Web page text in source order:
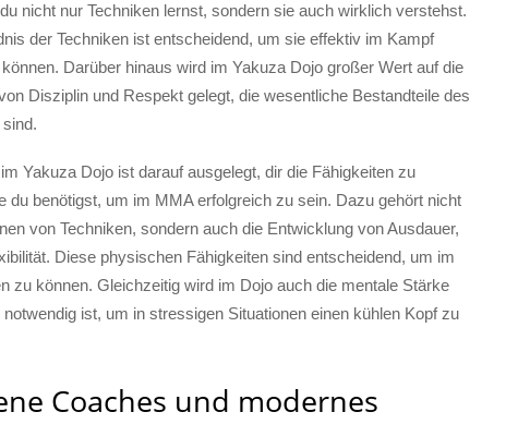
nicht nur Techniken lernst, sondern sie auch wirklich verstehst.
der Techniken ist entscheidend, um sie effektiv im Kampf
Darüber hinaus wird im Yakuza Dojo großer Wert auf die
Disziplin und Respekt gelegt, die wesentliche Bestandteile des
Yakuza Dojo ist darauf ausgelegt, dir die Fähigkeiten zu
du benötigst, um im MMA erfolgreich zu sein. Dazu gehört nicht
von Techniken, sondern auch die Entwicklung von Ausdauer,
Diese physischen Fähigkeiten sind entscheidend, um im
zu können. Gleichzeitig wird im Dojo auch die mentale Stärke
notwendig ist, um in stressigen Situationen einen kühlen Kopf zu
Coaches und modernes